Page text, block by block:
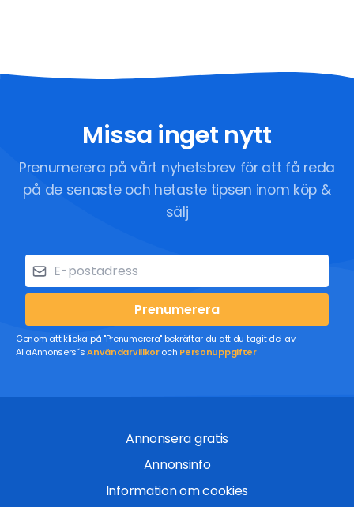
Missa inget nytt
Prenumerera på vårt nyhetsbrev för att få reda
på de senaste och hetaste tipsen inom köp &
sälj
Prenumerera
Genom att klicka på "Prenumerera" bekräftar du att du tagit del av
AllaAnnonsers´sAnvändarvillkoroch Personuppgifter
Annonsera gratis
Annonsinfo
Information om cookies